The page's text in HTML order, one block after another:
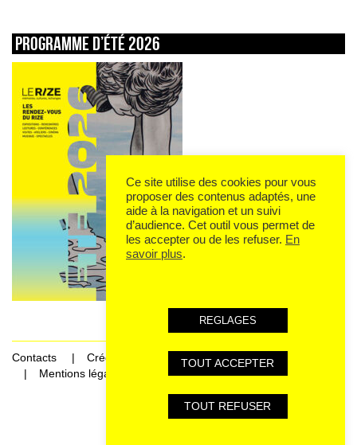
Programme d’été 2026
Contacts
Crédits
Mentions légales et données personnelles
Ce site utilise des cookies pour vous
proposer des contenus adaptés, une
aide à la navigation et un suivi
d’audience. Cet outil vous permet de
les accepter ou de les refuser. En
savoir plus.
REGLAGES
TOUT ACCEPTER
TOUT REFUSER